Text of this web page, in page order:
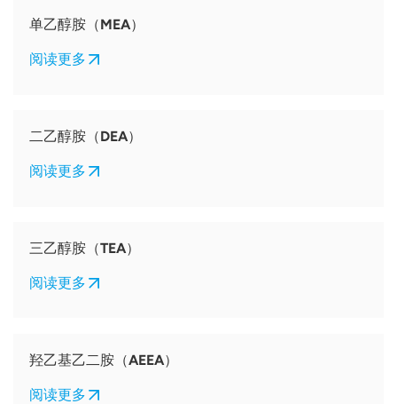
单乙醇胺（MEA）
阅读更多
二乙醇胺（DEA）
阅读更多
三乙醇胺（TEA）
阅读更多
羟乙基乙二胺（AEEA）
阅读更多